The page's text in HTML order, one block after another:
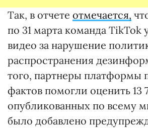
Так, в отчете отмечается,
по 31 марта команда TikTok
видео за нарушение
распространения
того, партнеры платформы
фактов помогли оценить 13
опубликованных по всему
было добавлено